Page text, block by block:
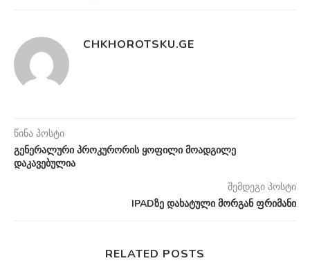
CHKHOROTSKU.GE
წინა პოსტი
გენერალური პროკურორის ყოფილი მოადგილე
დაკავებულია
შემდეგი პოსტი
IPADზე დახატული მორგან ფრიმანი
RELATED POSTS